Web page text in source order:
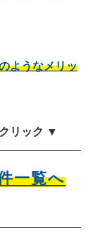
ようなメリッ
リック ▼
一覧へ